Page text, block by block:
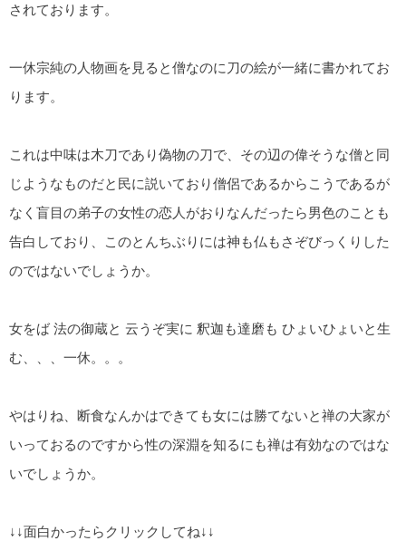
されております。
一休宗純の人物画を見ると僧なのに刀の絵が一緒に書かれてお
ります。
これは中味は木刀であり偽物の刀で、その辺の偉そうな僧と同
じようなものだと民に説いており僧侶であるからこうであるが
なく盲目の弟子の女性の恋人がおりなんだったら男色のことも
告白しており、このとんちぶりには神も仏もさぞびっくりした
のではないでしょうか。
女をば 法の御蔵と 云うぞ実に 釈迦も達磨も ひょいひょいと生
む、、、一休。。。
やはりね、断食なんかはできても女には勝てないと禅の大家が
いっておるのですから性の深淵を知るにも禅は有効なのではな
いでしょうか。
↓↓面白かったらクリックしてね↓↓